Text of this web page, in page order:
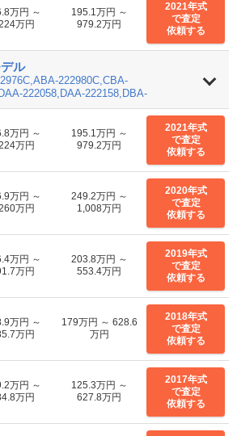
万円 ～
万円
195.1万円 ～
979.2万円
2021年式
で査定
依頼する
ル
222980C,CBA-
222058,DAA-222158,DBA-
222183,DBA-222186,DBA-
222985,DBA-222986,DLA-
222004,LCA-222104,LDA-
222134,LDA-222135)
万円 ～
万円
195.1万円 ～
979.2万円
2021年式
で査定
依頼する
万円 ～
万円
249.2万円 ～
1,008万円
2020年式
で査定
依頼する
万円 ～
万円
203.8万円 ～
553.4万円
2019年式
で査定
依頼する
万円 ～
万円
179万円 ～ 628.6
万円
2018年式
で査定
依頼する
万円 ～
万円
125.3万円 ～
627.8万円
2017年式
で査定
依頼する